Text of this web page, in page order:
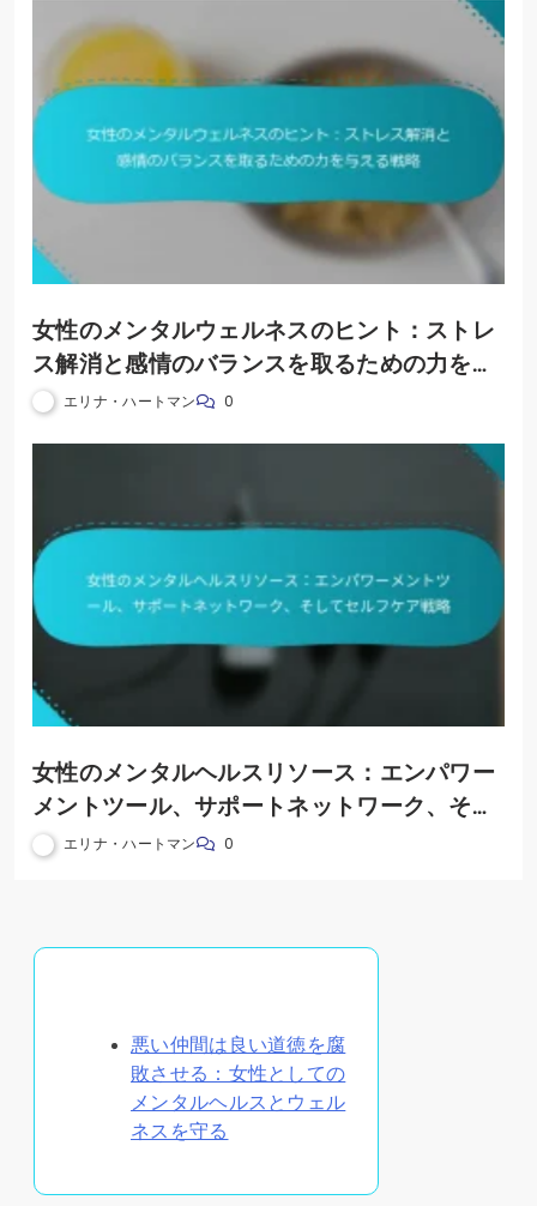
女性のメンタルウェルネスのヒント：ストレ
ス解消と感情のバランスを取るための力を与
える戦略
エリナ・ハートマン 0
女性のメンタルヘルスリソース：エンパワー
メントツール、サポートネットワーク、そし
てセルフケア戦略
エリナ・ハートマン 0
悪い仲間は良い道徳を腐
敗させる：女性としての
メンタルヘルスとウェル
ネスを守る